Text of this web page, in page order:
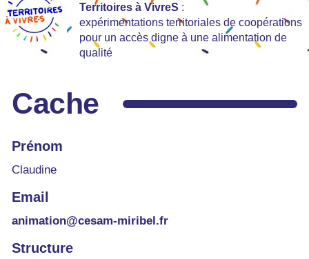
Territoires à VivreS :
expérimentations territoriales de coopérations
pour un accès digne à une alimentation de
qualité
Cache
Prénom
Claudine
Email
animation@cesam-miribel.fr
Structure